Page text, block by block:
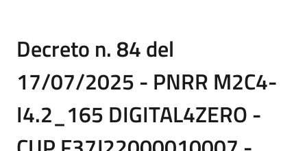
Decreto n. 84 del
17/07/2025 - PNRR M2C4-
I4.2_165 DIGITAL4ZERO -